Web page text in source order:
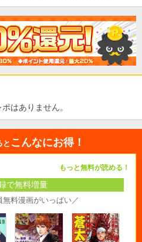
はありません。
と こんなにお得！
もっと無料が読める！
で無料増量
無料漫画がいっぱい／